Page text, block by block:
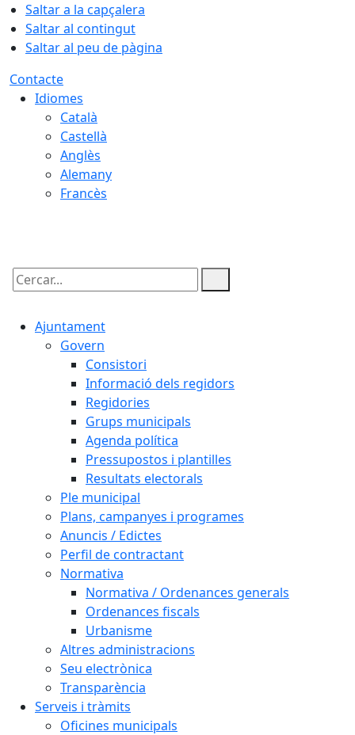
Saltar a la capçalera
Saltar al contingut
Saltar al peu de pàgina
Contacte
Idiomes
Català
Castellà
Anglès
Alemany
Francès
Cercar:
Ajuntament
Govern
Consistori
Informació dels regidors
Regidories
Grups municipals
Agenda política
Pressupostos i plantilles
Resultats electorals
Ple municipal
Plans, campanyes i programes
Anuncis / Edictes
Perfil de contractant
Normativa
Normativa / Ordenances generals
Ordenances fiscals
Urbanisme
Altres administracions
Seu electrònica
Transparència
Serveis i tràmits
Oficines municipals